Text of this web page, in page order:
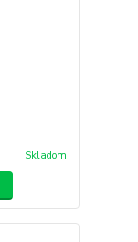
Skladom